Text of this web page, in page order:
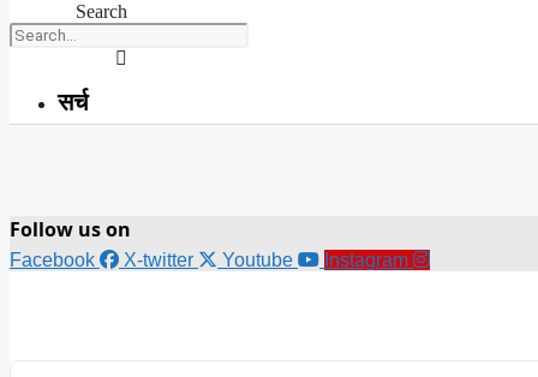
Search
सर्च
Follow us on
Facebook X-twitter Youtube Instagram